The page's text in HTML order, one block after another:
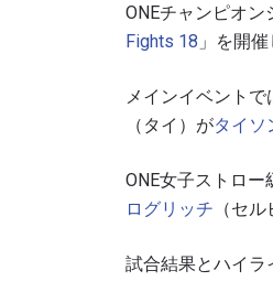
ONEチャンピオ
Fights 18 」を開催
メインイベント
（タイ）がタイソ
ONE女子ストロ
ログリッチ （セ
試合結果とハイラ